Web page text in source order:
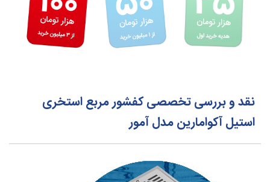
نقد و بررسی تخصصی کفشور مربع استخری
استیل آکوامارین مدل آمور